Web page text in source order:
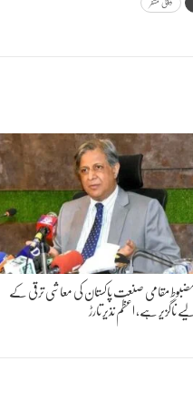
ڈپٹی کمشنر
مضبوط مقامی صنعت پاکستان کی معاشی ترقی کے
لیے ناگزیر ہے، اعظم نذیر تارڑ